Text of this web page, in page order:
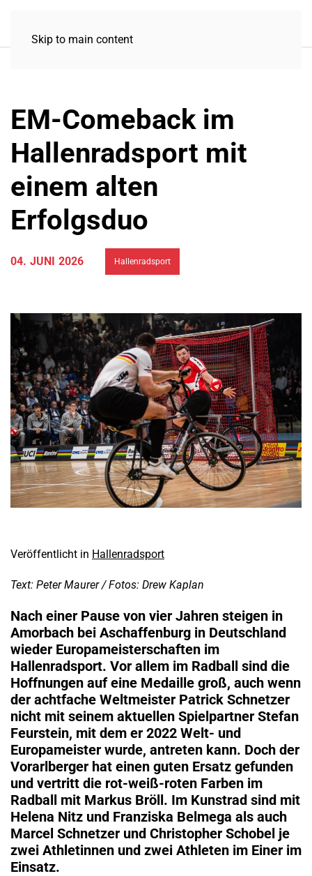
Skip to main content
EM-Comeback im
Hallenradsport mit
einem alten
Erfolgsduo
04. JUNI 2026 Hallenradsport
Veröffentlicht in Hallenradsport
Text: Peter Maurer / Fotos: Drew Kaplan
Nach einer Pause von vier Jahren steigen in
Amorbach bei Aschaffenburg in Deutschland
wieder Europameisterschaften im
Hallenradsport. Vor allem im Radball sind die
Hoffnungen auf eine Medaille groß, auch wenn
der achtfache Weltmeister Patrick Schnetzer
nicht mit seinem aktuellen Spielpartner Stefan
Feurstein, mit dem er 2022 Welt- und
Europameister wurde, antreten kann. Doch der
Vorarlberger hat einen guten Ersatz gefunden
und vertritt die rot-weiß-roten Farben im
Radball mit Markus Bröll. Im Kunstrad sind mit
Helena Nitz und Franziska Belmega als auch
Marcel Schnetzer und Christopher Schobel je
zwei Athletinnen und zwei Athleten im Einer im
Einsatz.